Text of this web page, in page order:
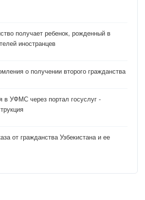
получает ребенок, рожденный в
иностранцев
о получении второго гражданства
в УФМС через портал госуслуг -
от гражданства Узбекистана и ее